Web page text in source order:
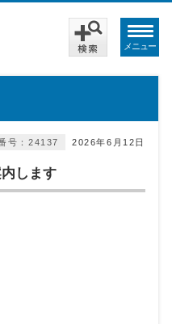
メニュー
2026年6月12日
号：24137
します